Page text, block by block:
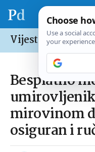
Vijesti /Hrvatska
Besplatno
mirovinom
osiguran i